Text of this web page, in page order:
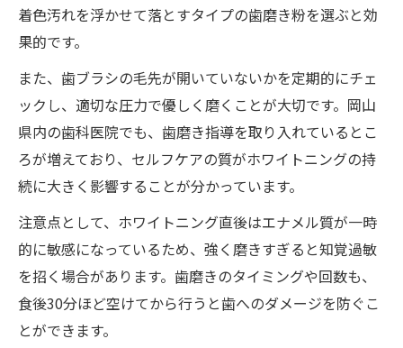
着色汚れを浮かせて落とすタイプの歯磨き粉を選ぶと効
果的です。
また、歯ブラシの毛先が開いていないかを定期的にチェ
ックし、適切な圧力で優しく磨くことが大切です。岡山
県内の歯科医院でも、歯磨き指導を取り入れているとこ
ろが増えており、セルフケアの質がホワイトニングの持
続に大きく影響することが分かっています。
注意点として、ホワイトニング直後はエナメル質が一時
的に敏感になっているため、強く磨きすぎると知覚過敏
を招く場合があります。歯磨きのタイミングや回数も、
食後30分ほど空けてから行うと歯へのダメージを防ぐこ
とができます。